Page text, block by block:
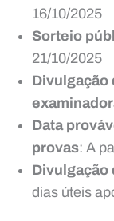
16/10/2025
Sorteio
21/10/2025
Divulgação
Data
provas: A
Divulgação
dias úteis